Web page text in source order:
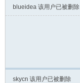
blueidea 该用户已被删除
skycn 该用户已被删除